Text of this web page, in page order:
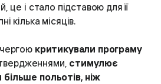
це і стало підставою для її
кілька місяців.
критикували програму
стимулює
польотів, ніж